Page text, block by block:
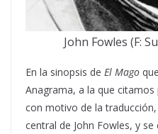
John Fowles (F:
En la sinopsis de El Mago
Anagrama, a la que
con motivo de la
central de John Fowles, y